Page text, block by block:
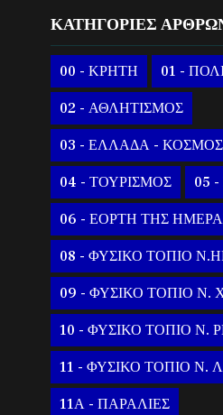
ΚΑΤΗΓΟΡΙΕΣ
00 - ΚΡΗΤΗ 01 -
02 - ΑΘΛΗΤΙΣΜΟΣ
03 - ΕΛΛΑΔΑ - ΚΟΣΜΟΣ
04 - ΤΟΥΡΙΣΜΟΣ 05
06 - ΕΟΡΤΗ ΤΗΣ
08 - ΦΥΣΙΚΟ ΤΟΠΙΟ
09 - ΦΥΣΙΚΟ ΤΟΠΙΟ Ν.
10 - ΦΥΣΙΚΟ ΤΟΠΙΟ Ν.
11 - ΦΥΣΙΚΟ ΤΟΠΙΟ Ν.
11Α - ΠΑΡΑΛΙΕΣ